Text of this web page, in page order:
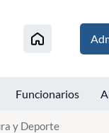
Funcionarios
y Deporte